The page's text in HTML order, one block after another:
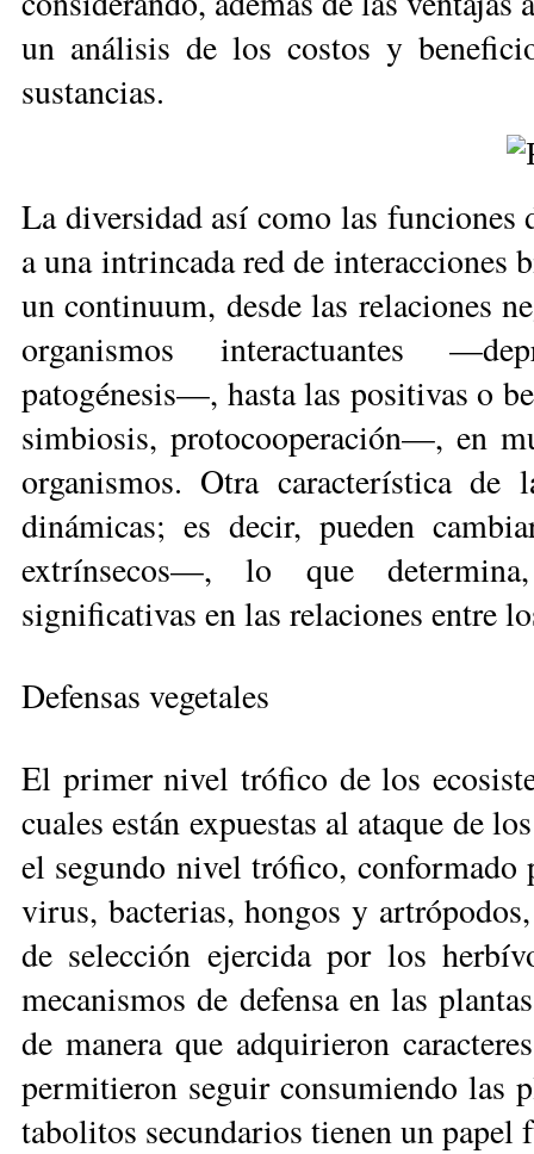
un aná­lisis de los costos y
sustancias.
La diversidad así como las funciones
a una intrincada red de interac­cio­nes
un continuum, desde las relaciones
organismos interactuantes
patogénesis—, hasta las positivas o
simbiosis, pro­tocooperación—, en
organismos. Otra característica de
dinámicas; es decir, pueden
extrínsecos—, lo que
significativas en las relaciones entre
Defensas vegetales
El primer nivel trófico de los
cuales están expuestas al ataque de
el segundo nivel tró­fico, conformado
virus, bacterias, hongos y
de selección ejercida por los
mecanismos de defensa en las
de manera que adquirieron
permitieron seguir consumiendo las
tabolitos secundarios tienen un papel